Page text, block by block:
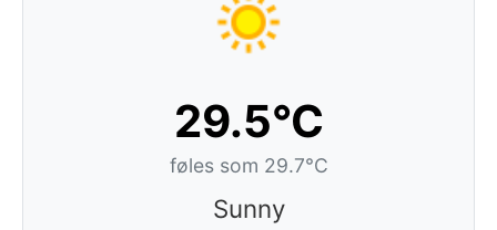
29.5°C
føles som 29.7°C
Sunny